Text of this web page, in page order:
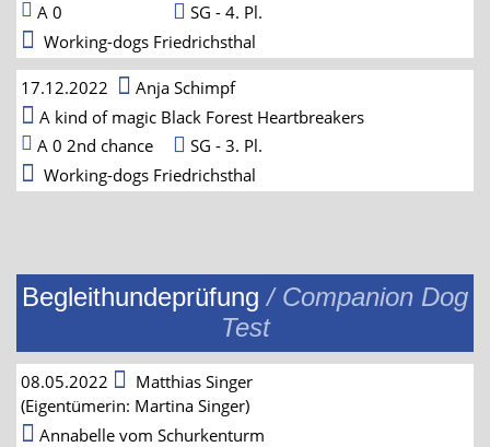
A 0
SG - 4. Pl.
Working-dogs Friedrichsthal
17.12.2022
Anja Schimpf
A kind of magic Black Forest Heartbreakers
A 0 2nd chance
SG - 3. Pl.
Working-dogs Friedrichsthal
Begleithundeprüfung/ Companion Dog
Test
08.05.2022
Matthias Singer
(Eigentümerin: Martina Singer)
Annabelle vom Schurkenturm